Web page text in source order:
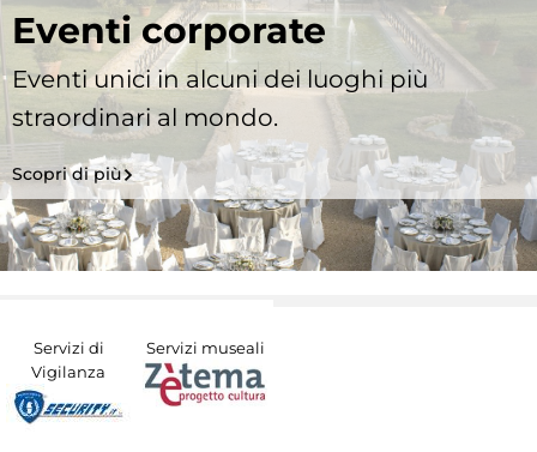
Eventi corporate
Eventi unici in alcuni dei luoghi più
straordinari al mondo.
Scopri di più
Servizi di
Vigilanza
Servizi museali